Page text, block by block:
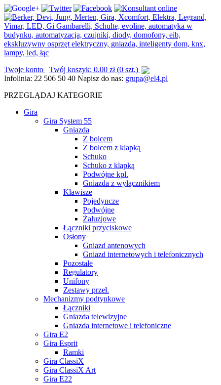
Twoje konto Twój koszyk: 0.00 zł(0 szt.)
Infolinia: 22 506 50 40 Napisz do nas: grupa@el4.pl
PRZEGLĄDAJ KATEGORIE
Gira
Gira System 55
Gniazda
Z bolcem
Z bolcem z klapką
Schuko
Schuko z klapką
Podwójne kpl.
Gniazda z wyłącznikiem
Klawisze
Pojedyncze
Podwójne
Żaluzjowe
Łączniki przyciskowe
Osłony
Gniazd antenowych
Gniazd internetowych i telefonicznych
Pozostałe
Regulatory
Unifony
Zestawy przeł.
Mechanizmy podtynkowe
Łączniki
Gniazda telewizyjne
Gniazda internetowe i telefoniczne
Gira E2
Gira Esprit
Ramki
Gira ClassiX
Gira ClassiX Art
Gira E22